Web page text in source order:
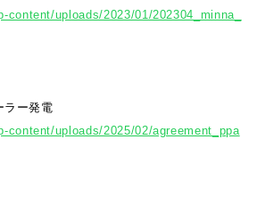
uploads/2023/01/202304_minna_
ー発電
content/uploads/2025/02/agreement_ppa